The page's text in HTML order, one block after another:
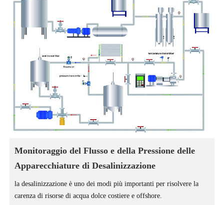
Monitoraggio del Flusso e della Pressione delle
Apparecchiature di Desalinizzazione
la desalinizzazione è uno dei modi più importanti per risolvere la
carenza di risorse di acqua dolce costiere e offshore.